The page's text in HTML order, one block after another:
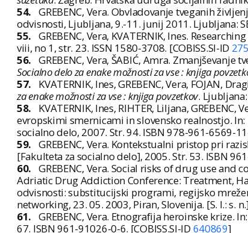
54. GREBENC, Vera. Obvladovanje tveganih
odvisnosti, Ljubljana, 9.-11. junij 2011. Ljubljana:
55. GREBENC, Vera, KVATERNIK, Ines.
viii, no 1, str. 23. ISSN 1580-3708. [COBISS.SI-ID
56. GREBENC, Vera, ŠABIĆ, Amra.
Socialno delo za enake možnosti za vse : knjiga
57.
KVATERNIK, Ines, GREBENC, Vera, FOJAN,
za enake možnosti za vse : knjiga povzetkov.
58.
KVATERNIK, Ines, RIHTER, Liljana,
evropskimi smernicami in slovensko realnostjo. In:
socialno delo, 2007. Str. 94. ISBN 978-961-6569-
59. GREBENC, Vera. Kontekstualni pristop pri
[Fakulteta za socialno delo], 2005. Str. 53. ISBN
60. GREBENC, Vera. Social risks of drug use and
Adriatic Drug Addiction Conference: Treatment,
odvisnosti: substitucijski programi, regijsko
networking, 23. 05. 2003, Piran, Slovenija. [S. l.: s.
61. GREBENC, Vera. Etnografija heroinske krize.
67. ISBN 961-91026-0-6. [COBISS.SI-ID 640869]